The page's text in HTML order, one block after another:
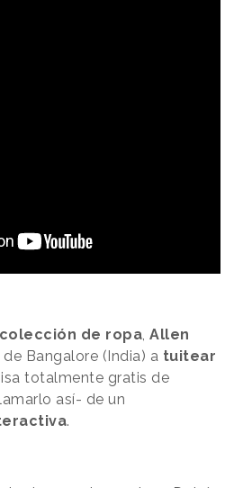
de ropa, Allen
Bangalore (India) a tuitear
totalmente gratis de
así- de un
.